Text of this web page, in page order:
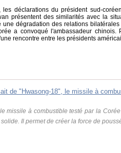
les déclarations du président sud-
présentent des similarités avec la
une dégradation des relations
a convoqué l'ambassadeur
rencontre entre les présidents
missile à combustible testé par la
Il permet de créer la force de